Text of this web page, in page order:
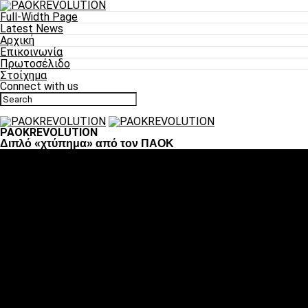
Full-Width Page
Latest News
Αρχική
Επικοινωνία
Πρωτοσέλιδο
Στοίχημα
Connect with us
PAOKREVOLUTION
Διπλό «χτύπημα» από τον ΠΑΟΚ